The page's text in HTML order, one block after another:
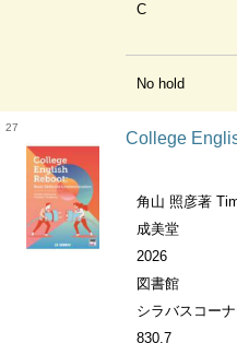
C
No hold
27
College English Reboot
角山 照彦著
成美堂
2026
図書館
シラバスコー
830.7